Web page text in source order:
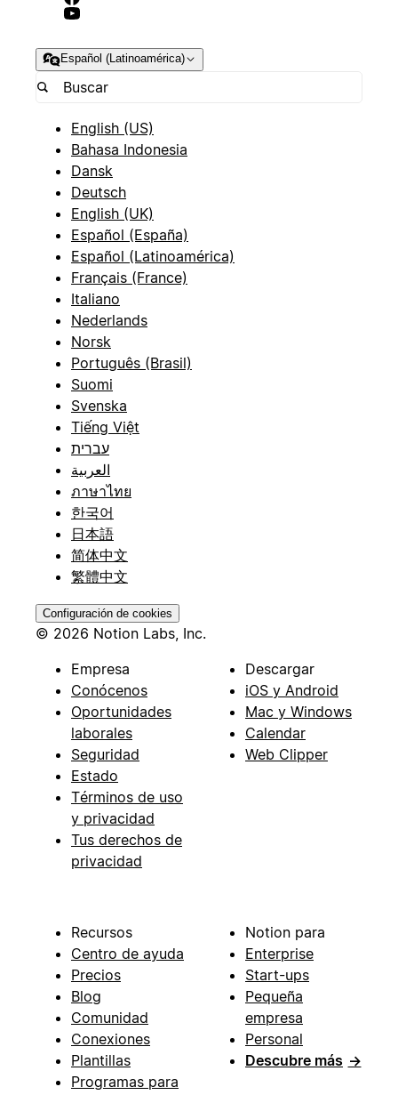
Español (Latinoamérica)
English (US)
Bahasa Indonesia
Dansk
Deutsch
English (UK)
Español (España)
Español (Latinoamérica)
Français (France)
Italiano
Nederlands
Norsk
Português (Brasil)
Suomi
Svenska
Tiếng Việt
עברית
العربية
ภาษาไทย
한국어
日本語
简体中文
繁體中文
Configuración de cookies
© 2026 Notion Labs, Inc.
Empresa
Conócenos
Oportunidades
laborales
Seguridad
Estado
Términos de uso
y privacidad
Tus derechos de
privacidad
Descargar
iOS y Android
Mac y Windows
Calendar
Web Clipper
Recursos
Centro de ayuda
Precios
Blog
Comunidad
Conexiones
Plantillas
Programas para
Notion para
Enterprise
Start-ups
Pequeña
empresa
Personal
Descubre más →